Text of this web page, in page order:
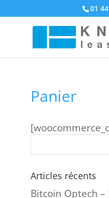
01
Panier
Articles récents
Bitcoin Optech